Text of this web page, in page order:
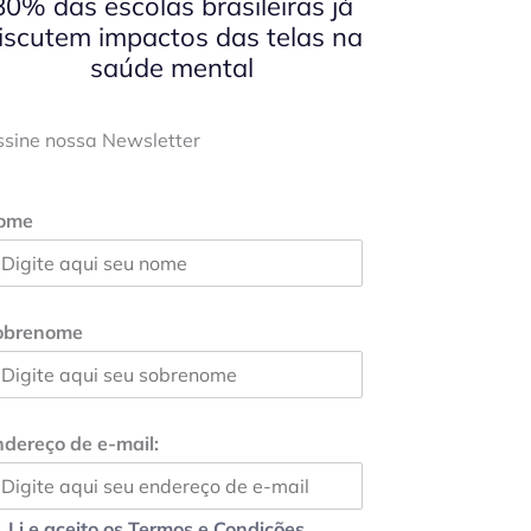
impactos das telas na
saúde mental
nossa Newsletter
de e-mail: